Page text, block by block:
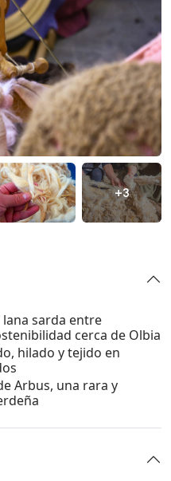
+3
lana sarda entre
cerca de Olbia
hilado y tejido en
Arbus, una rara y